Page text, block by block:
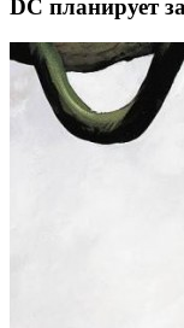
DC планирует